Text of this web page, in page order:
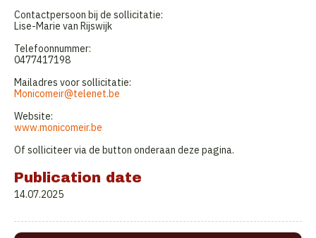
Contactpersoon bij de sollicitatie:
Lise-Marie van Rijswijk
Telefoonnummer:
0477417198
Mailadres voor sollicitatie:
Monicomeir@telenet.be
Website:
www.monicomeir.be
Of solliciteer via de button onderaan deze pagina.
Publication date
14.07.2025